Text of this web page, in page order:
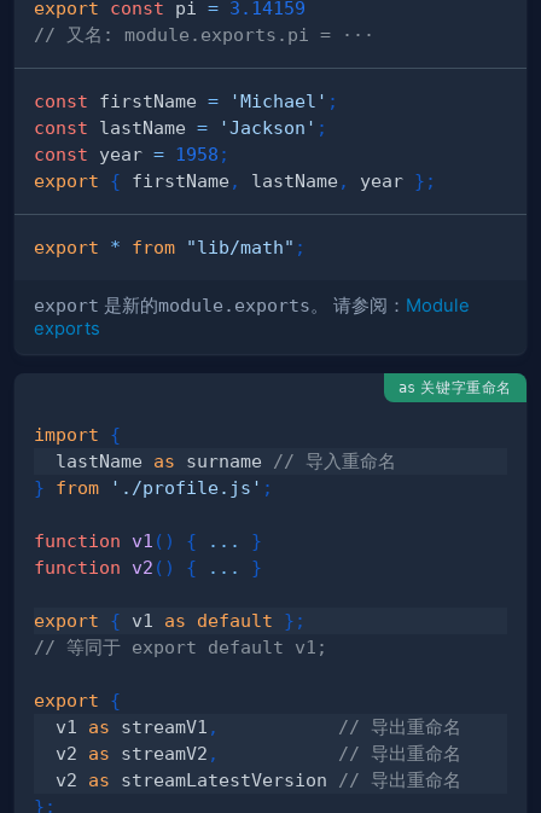
export const pi = 3.14159
// 又名: module.exports.pi = ···
const firstName = 'Michael' ;
const lastName = 'Jackson' ;
const year = 1958 ;
export
{ firstName , lastName , year } ;
export * from "lib/math" ;
export 是新的module.exports。 请参阅： Module
exports
as 关键字重命名
import
{
  lastName
as surname
// 导入重命名
}
from './profile.js' ;
function v1 ( ) { ...
}
function
v2 ( ) { ... }
export { v1 as default } ;
// 等同于 export default v1;
export
{
  v1
as streamV1 ,
// 导出重命名
  v2
as streamV2 ,
// 导出重命名
  v2
as streamLatestVersion
// 导出重命名
} ;